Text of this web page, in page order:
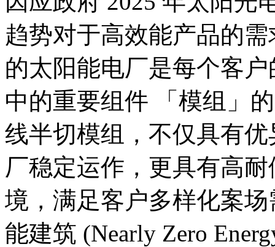
趋势对于高效能产品的需
的太阳能电厂是每个客
中的重要组件 「模组」
线半切模组，不仅具有
厂稳定运作，更具有高
境，满足客户多样化案
能建筑 (Nearly Zero